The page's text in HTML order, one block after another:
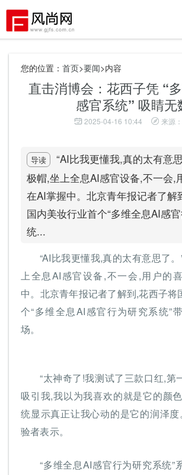
您的位置： 首页>要闻>内容
直击消博会：花西子凭 “
感官系统” 吸睛无
2025-04-16 10:44 来源：
导读
“AI比我更懂我,真的太有意
极帽,坐上全息AI感官设备,不一会,
在AI掌握中。北京青年报记者了解
国内美妆行业首个“多维全息AI感
统...
“AI比我更懂我,真的太有意思了
上全息AI感官设备,不一会,用户的
中。北京青年报记者了解到,花西子将
个“多维全息AI感官行为研究系统”
场。
“太神奇了!我测试了三款口红,第
吸引我,我以为我喜欢的就是它的颜
统显示真正让我心动的是它的润泽度
验者表示。
“多维全息AI感官行为研究系统”